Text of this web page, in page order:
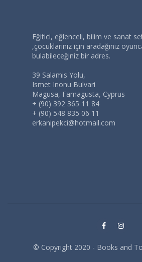
Eğitici, eğlenceli, bilim ve sanat
,çocuklarınız için aradağınız
bulabileceğiniz bir adres.
39 Salamis Yolu,
Ismet Inonu Bulvari
Magusa, Famagusta, Cyprus
+ (90) 392 365 11 84
+ (90) 548 835 06 11
erkanipekci@hotmail.com
© Copyright 2020 - Books and